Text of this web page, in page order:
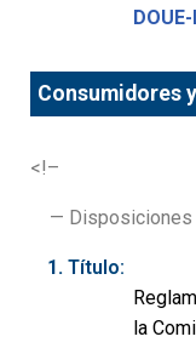
Consumidores
<!–
— Disposiciones
Título:
la